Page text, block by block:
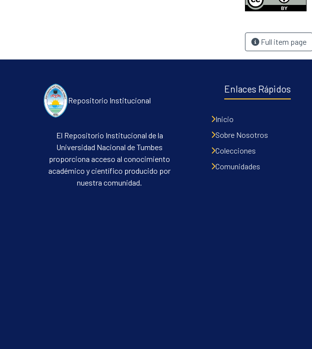
Full item page
Repositorio Institucional
El Repositorio Institucional de la
Universidad Nacional de Tumbes
proporciona acceso al conocimiento
académico y científico producido por
nuestra comunidad.
Enlaces Rápidos
Inicio
Sobre Nosotros
Colecciones
Comunidades